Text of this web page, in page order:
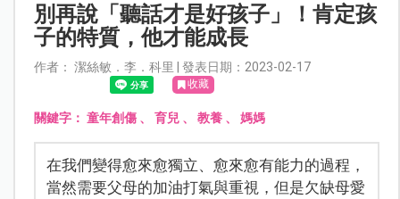
別再說「聽話才是好孩子」！肯定孩
子的特質，他才能成長
作者： 潔絲敏．李．科里 | 發表日期：2023-02-17
收藏
關鍵字： 童年創傷、 育兒、 教養、 媽媽
在我們變得愈來愈獨立、愈來愈有能力的過程，
當然需要父母的加油打氣與重視，但是欠缺母愛